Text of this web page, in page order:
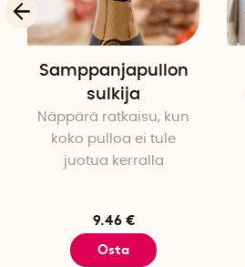
Samppanjapullon
sulkija
Näppärä ratkaisu, kun
koko pulloa ei tule
juotua kerralla
9.46 €
Osta